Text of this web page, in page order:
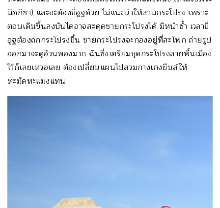
มิดกิซา) และจะต้องขี่อูฐด้วย ไม่แนะนำให้สวมกระโปรง เพราะ
ตอนเดินขึ้นลงบันไดอาจสะดุดชายกระโปรงได้ มิหนำซ้ำ เวลาขี่
อูฐต้องถกกระโปรงขึ้น ชายกระโปรงจะกองอยู่ที่สะโพก ถ่ายรูป
ออกมาจะดูอ้วนพองมาก ฉันซึ่งเตรียมชุดกระโปรงลายพื้นเมือง
ไว้ก็เลยเหวอเลย ต้องเปลี่ยนแผนไปสวมกางเกงยีนส์ให้
ทะมัดทะแมงแทน